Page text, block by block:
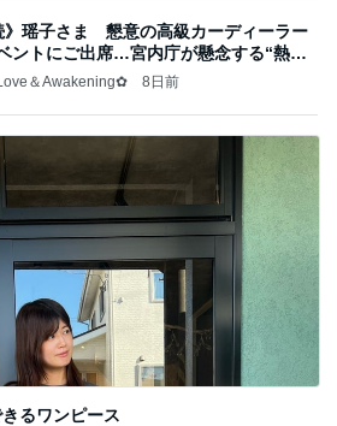
》瑶子さま 懇意の高級カーディーラー
ントにご出席…宮内庁が懸念する“熱心
＆Awakening✿ 8日前
るワンピース